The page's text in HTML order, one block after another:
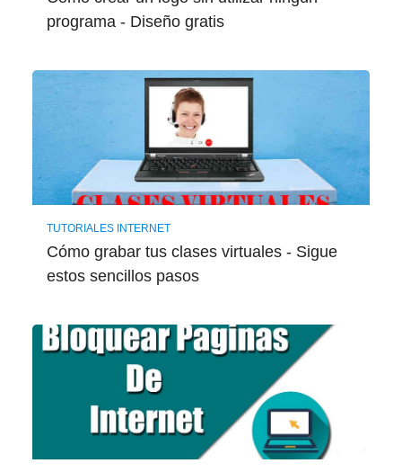
programa - Diseño gratis
TUTORIALES INTERNET
Cómo grabar tus clases virtuales - Sigue
estos sencillos pasos